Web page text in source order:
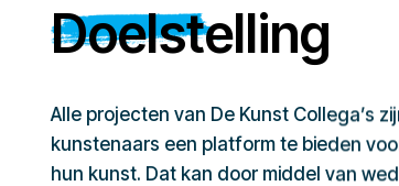
Doelstelling
Alle projecten van De Kunst Collega’s
kunstenaars een platform te bieden
hun kunst. Dat kan door middel van